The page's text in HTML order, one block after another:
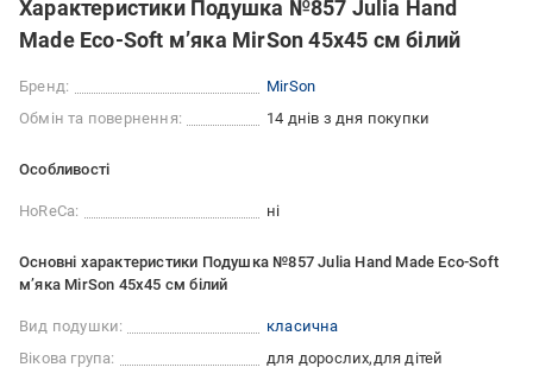
Характеристики Подушка №857 Julia Hand
Made Eco-Soft м’яка MirSon 45x45 см білий
Бренд:
MirSon
Обмін та повернення:
14 днів з дня покупки
Особливості
HoReCa: ні
Основні характеристики Подушка №857 Julia Hand Made Eco-Soft
м’яка MirSon 45x45 см білий
Вид подушки:
класична
Вікова група:
для дорослих для дітей